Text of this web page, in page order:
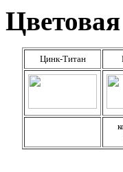
Цинк-Титан